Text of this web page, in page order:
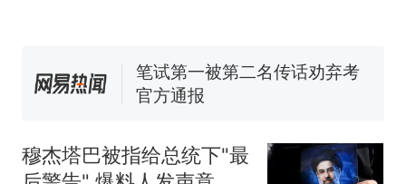
已叫停招聘，成立调查组全面
核查
笔试第一被第二名传话劝弃考
官方通报
5060元才肯搬上楼！女子傻眼
了……
热 那个在床头放菜刀的女孩，
穆杰塔巴被指给总统下"最